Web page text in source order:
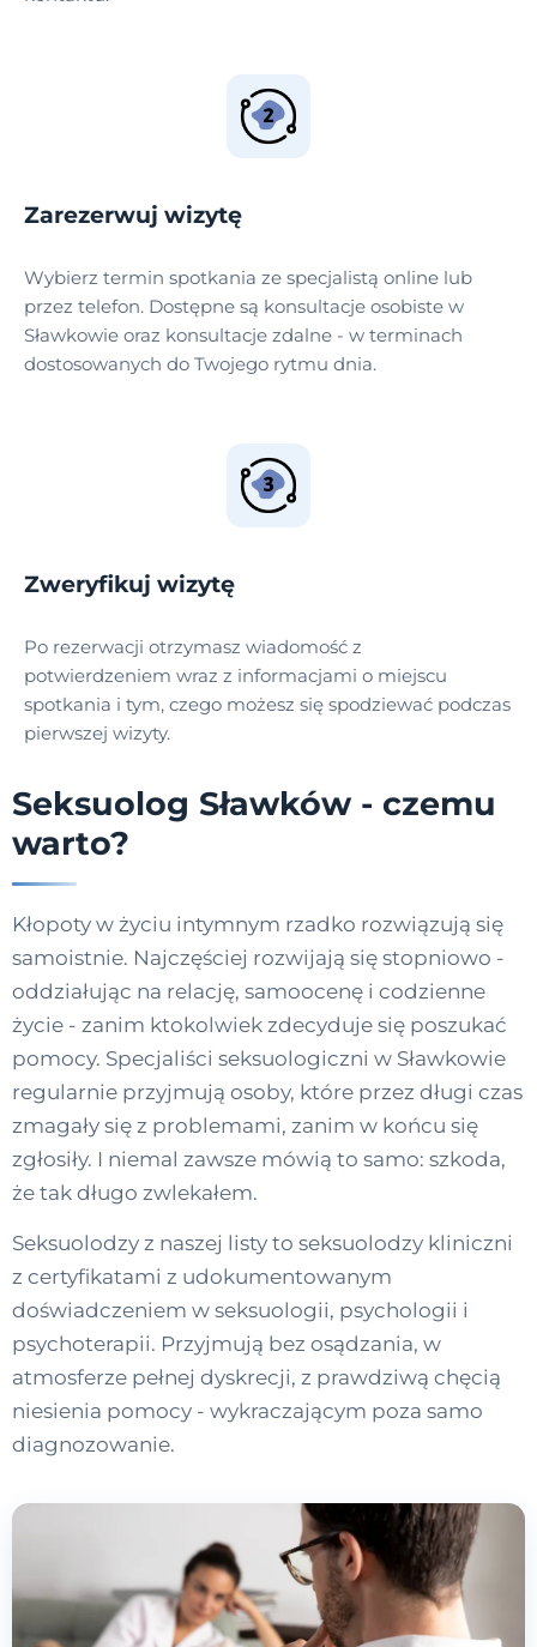
Zarezerwuj wizytę
Wybierz termin spotkania ze specjalistą online lub
przez telefon. Dostępne są konsultacje osobiste w
Sławkowie oraz konsultacje zdalne - w terminach
dostosowanych do Twojego rytmu dnia.
Zweryfikuj wizytę
Po rezerwacji otrzymasz wiadomość z
potwierdzeniem wraz z informacjami o miejscu
spotkania i tym, czego możesz się spodziewać podczas
pierwszej wizyty.
Seksuolog Sławków - czemu
warto?
Kłopoty w życiu intymnym rzadko rozwiązują się
samoistnie. Najczęściej rozwijają się stopniowo -
oddziałując na relację, samoocenę i codzienne
życie - zanim ktokolwiek zdecyduje się poszukać
pomocy. Specjaliści seksuologiczni w Sławkowie
regularnie przyjmują osoby, które przez długi czas
zmagały się z problemami, zanim w końcu się
zgłosiły. I niemal zawsze mówią to samo: szkoda,
że tak długo zwlekałem.
Seksuolodzy z naszej listy to seksuolodzy kliniczni
z certyfikatami z udokumentowanym
doświadczeniem w seksuologii, psychologii i
psychoterapii. Przyjmują bez osądzania, w
atmosferze pełnej dyskrecji, z prawdziwą chęcią
niesienia pomocy - wykraczającym poza samo
diagnozowanie.